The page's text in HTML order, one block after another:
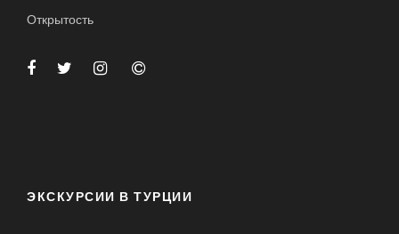
Открытость
ЭКСКУРСИИ В ТУРЦИИ